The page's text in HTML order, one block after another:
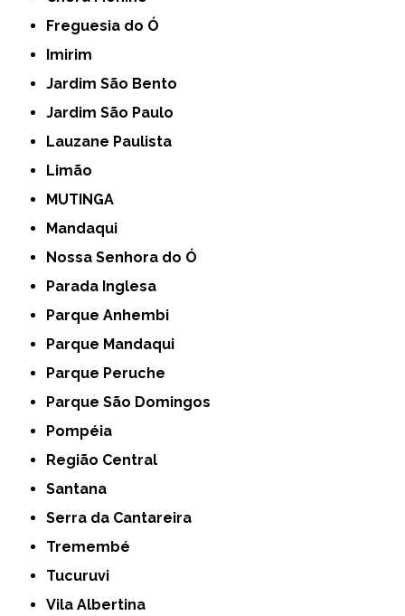
Freguesia do Ó
Imirim
Jardim São Bento
Jardim São Paulo
Lauzane Paulista
Limão
MUTINGA
Mandaqui
Nossa Senhora do Ó
Parada Inglesa
Parque Anhembi
Parque Mandaqui
Parque Peruche
Parque São Domingos
Pompéia
Região Central
Santana
Serra da Cantareira
Tremembé
Tucuruvi
Vila Albertina